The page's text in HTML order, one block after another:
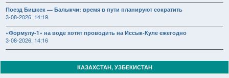
Поезд Бишкек — Балыкчи: время в пути планируют сократить
3-08-2026, 14:19
«Формулу-1» на воде хотят проводить на Иссык-Куле ежегодно
3-08-2026, 14:16
КАЗАХСТАН, УЗБЕКИСТАН